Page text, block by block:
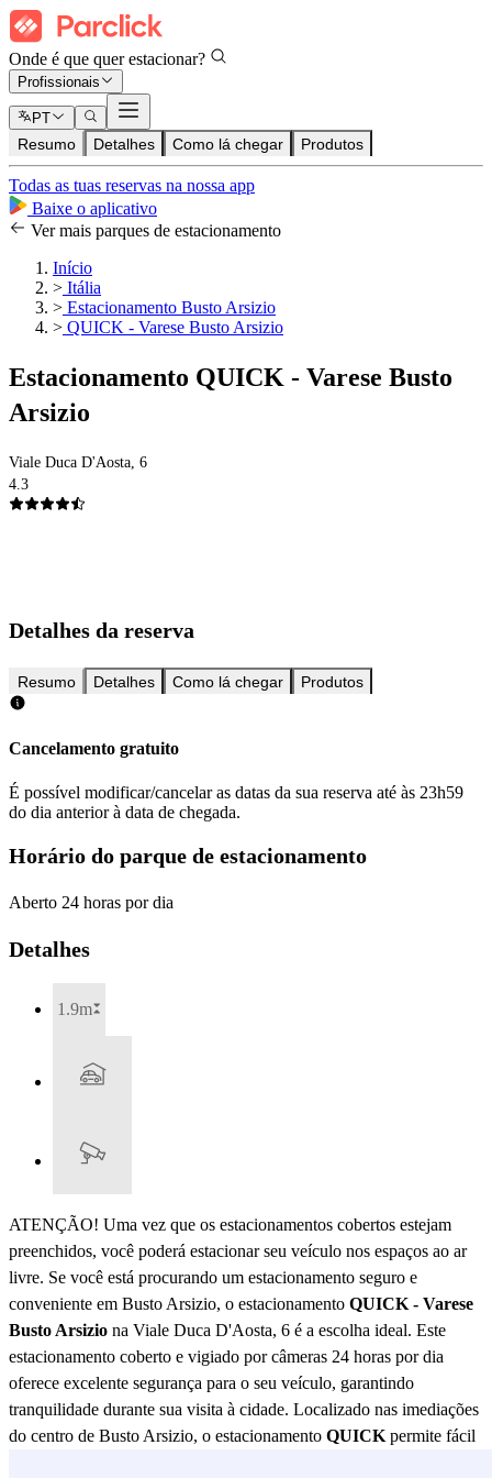
Onde é que quer estacionar?
Profissionais
PT
Resumo Detalhes Como lá chegar Produtos
Todas as tuas reservas na nossa app
Baixe o aplicativo
Ver mais parques de estacionamento
Início
> Itália
> Estacionamento Busto Arsizio
> QUICK - Varese Busto Arsizio
Estacionamento QUICK - Varese Busto
Arsizio
Viale Duca D'Aosta, 6
4.3
Detalhes da reserva
Resumo Detalhes Como lá chegar Produtos
Cancelamento gratuito
É possível modificar/cancelar as datas da sua reserva até às 23h59
do dia anterior à data de chegada.
Horário do parque de estacionamento
Aberto 24 horas por dia
Detalhes
1.9m
ATENÇÃO! Uma vez que os estacionamentos cobertos estejam
preenchidos, você poderá estacionar seu veículo nos espaços ao ar
livre. Se você está procurando um estacionamento seguro e
conveniente em Busto Arsizio, o estacionamento QUICK - Varese
Busto Arsizio na Viale Duca D'Aosta, 6 é a escolha ideal. Este
estacionamento coberto e vigiado por câmeras 24 horas por dia
oferece excelente segurança para o seu veículo, garantindo
tranquilidade durante sua visita à cidade. Localizado nas imediações
do centro de Busto Arsizio, o estacionamento QUICK permite fácil